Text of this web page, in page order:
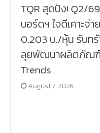
TQR สุดปัง! Q2/
บอร์ดฯ ใจดีเคาะจ่
0.203 บ./หุ้น รับท
ลุยพัฒนาผลิตภัณฑ์
Trends
August 7, 2026